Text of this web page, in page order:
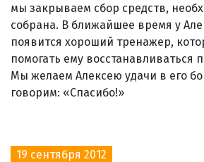
мы закрываем сбор средств,
собрана. В ближайшее время у
появится хороший тренажер,
помогать ему восстанавливаться
Мы желаем Алексею удачи в его
говорим: «Спасибо!»
19 сентября 2012